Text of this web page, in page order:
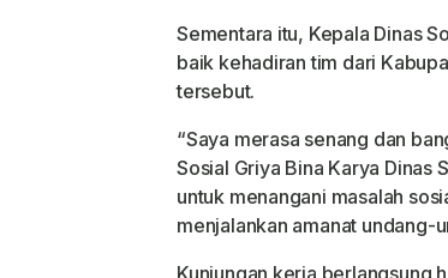
Sementara itu, Kepala Dinas
baik kehadiran tim dari
tersebut.
“Saya merasa senang dan
Sosial Griya Bina Karya Dinas
untuk menangani masalah
menjalankan amanat undang-